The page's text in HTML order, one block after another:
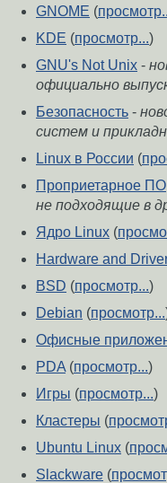
GNOME (
KDE (просмотр...)
GNU's Not Unix -
официально
Безопасность -
систем и
Linux в России (
Проприетарное ПО
не подходящие в
Ядро Linux (
Hardware and
BSD (просмотр...)
Debian (просмотр...
Офисные
PDA (просмотр...)
Игры (просмотр...)
Кластеры (
Ubuntu Linux (
Slackware (